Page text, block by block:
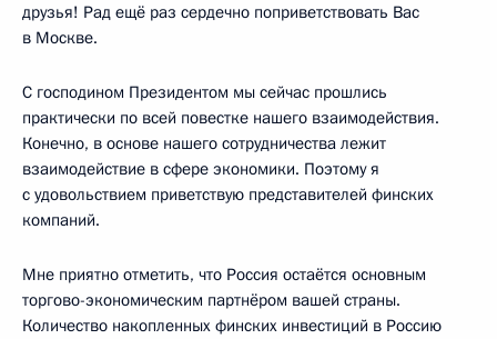
друзья! Рад ещё раз сердечно поприветствовать Вас
в Москве.
С господином Президентом мы сейчас прошлись
практически по всей повестке нашего взаимодействия.
Конечно, в основе нашего сотрудничества лежит
взаимодействие в сфере экономики. Поэтому я
с удовольствием приветствую представителей финских
компаний.
Мне приятно отметить, что Россия остаётся основным
торгово-экономическим партнёром вашей страны.
Количество накопленных финских инвестиций в Россию